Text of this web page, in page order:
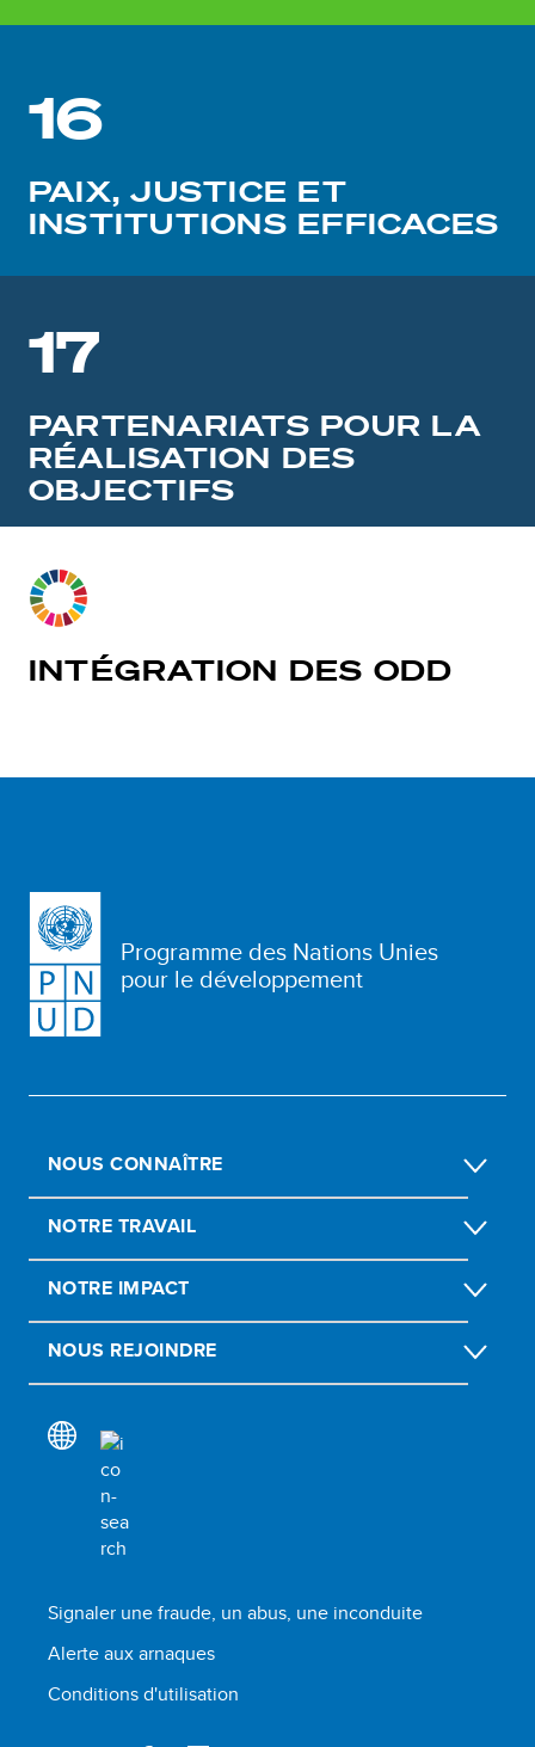
16
PAIX, JUSTICE ET
INSTITUTIONS EFFICACES
17
PARTENARIATS POUR LA
RÉALISATION DES
OBJECTIFS
INTÉGRATION DES ODD
Programme des Nations Unies
pour le développement
NOUS CONNAÎTRE
NOTRE TRAVAIL
NOTRE IMPACT
NOUS REJOINDRE
Signaler une fraude, un abus, une inconduite
Alerte aux arnaques
Conditions d'utilisation